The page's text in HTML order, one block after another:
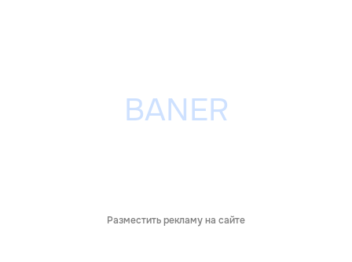
Разместить рекламу на сайте